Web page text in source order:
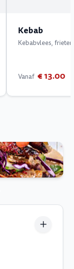
Kebab
Kebabvlees,
Vanaf € 13.00